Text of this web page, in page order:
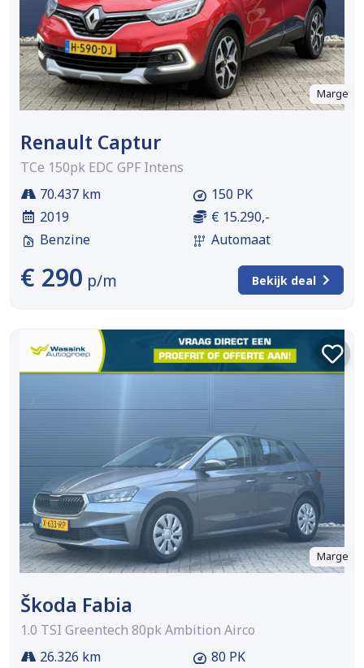
Marge
Renault Captur
TCe 150pk EDC GPF Intens
70.437 km
2019
Benzine
150 PK
€ 15.290,-
Automaat
€ 290 p/m Bekijk deal
Marge
Škoda Fabia
1.0 TSI Greentech 80pk Ambition Airco
26.326 km
80 PK